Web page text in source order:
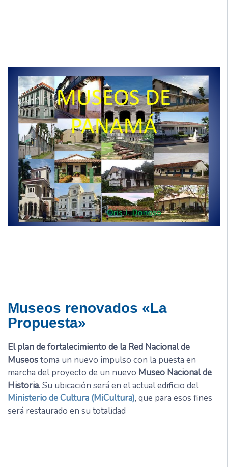
Museos renovados «La
Propuesta»
El plan de fortalecimiento de la Red Nacional de
Museostoma un nuevo impulso con la puesta en
marcha del proyecto de un nuevo Museo Nacional de
Historia. Su ubicación será en el actual edificio del
Ministerio de Cultura (MiCultura), que para esos fines
será restaurado en su totalidad